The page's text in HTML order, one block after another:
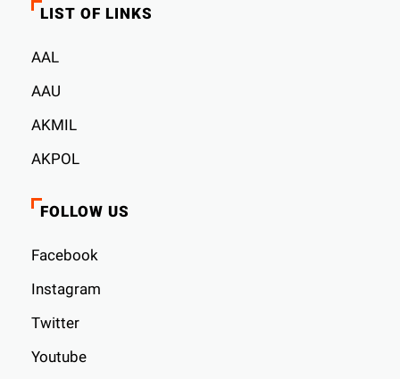
LIST OF LINKS
AAL
AAU
AKMIL
AKPOL
FOLLOW US
Facebook
Instagram
Twitter
Youtube